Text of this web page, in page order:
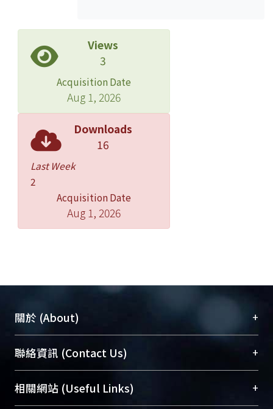
Views
3
Acquisition Date
Aug 1, 2026
Downloads
16
Last Week
2
Acquisition Date
Aug 1, 2026
關於 (About) +
臺大位居世界頂尖大學之列，為永久珍藏及向國際
展現本校豐碩的研究成果及學術能量，圖書館整合
機構典藏（NTUR）與學術庫（AH）不同功能平
台，成為臺大學術典藏NTU scholars。期能整合研
聯絡資訊 (Contact Us) +
總館學科館員(Main Library)
醫學圖書館學科館員(Medical Library)
相關網站 (Useful Links) +